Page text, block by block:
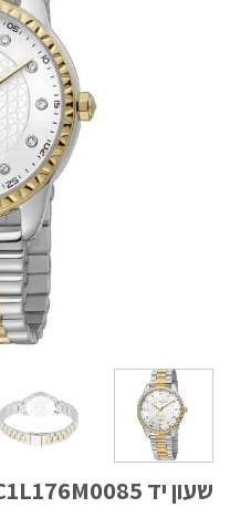
שעון יד Just Cavalli JC1L176M0085